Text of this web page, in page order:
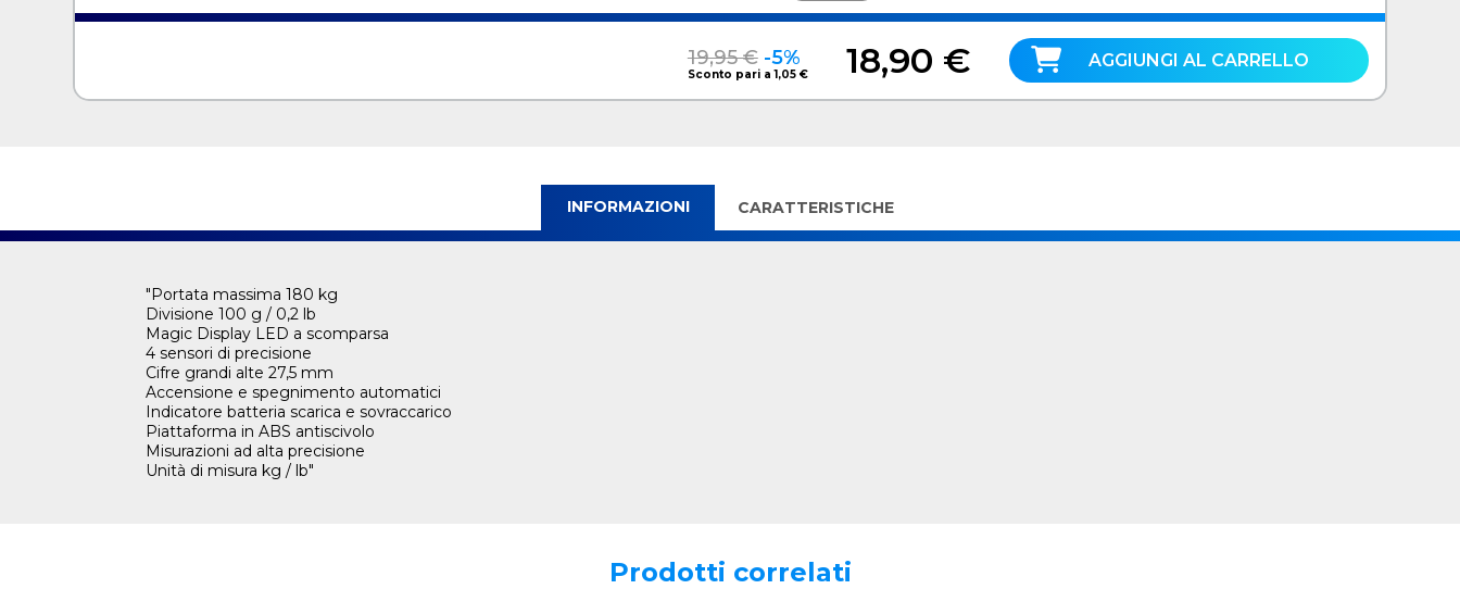
19,95 € -5%
Sconto pari a 1,05 € 18,90 € AGGIUNGI AL CARRELLO
INFORMAZIONI CARATTERISTICHE
"Portata massima 180 kg
Divisione 100 g / 0,2 lb
Magic Display LED a scomparsa
4 sensori di precisione
Cifre grandi alte 27,5 mm
Accensione e spegnimento automatici
Indicatore batteria scarica e sovraccarico
Piattaforma in ABS antiscivolo
Misurazioni ad alta precisione
Unità di misura kg / lb"
Prodotti correlati